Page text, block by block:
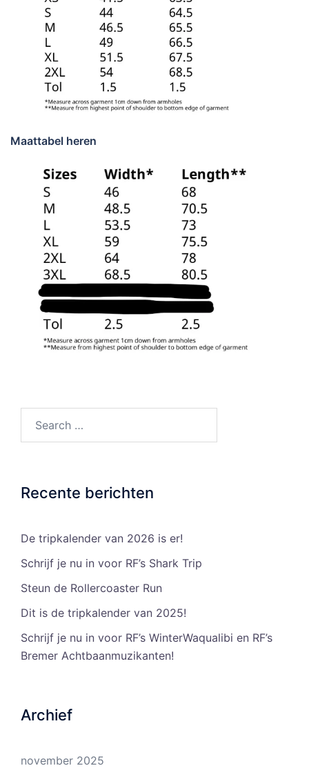
Maattabel heren
Recente berichten
De tripkalender van 2026 is er!
Schrijf je nu in voor RF’s Shark Trip
Steun de Rollercoaster Run
Dit is de tripkalender van 2025!
Schrijf je nu in voor RF’s WinterWaqualibi en RF’s
Bremer Achtbaanmuzikanten!
Archief
november 2025